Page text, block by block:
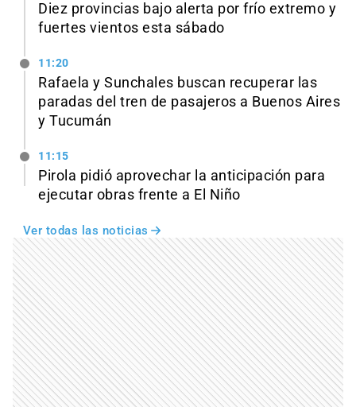
Diez provincias bajo alerta por frío extremo y
fuertes vientos esta sábado
11:20
Rafaela y Sunchales buscan recuperar las
paradas del tren de pasajeros a Buenos Aires
y Tucumán
11:15
Pirola pidió aprovechar la anticipación para
ejecutar obras frente a El Niño
Ver todas las noticias